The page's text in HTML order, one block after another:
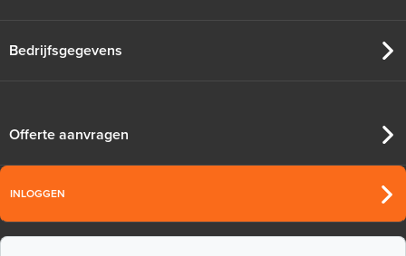
Bedrijfsgegevens
Offerte aanvragen
INLOGGEN